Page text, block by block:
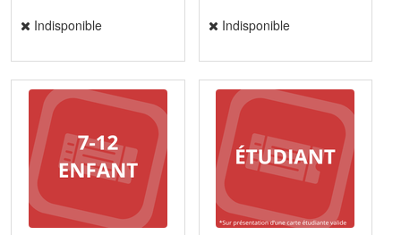
Indisponible Indisponible